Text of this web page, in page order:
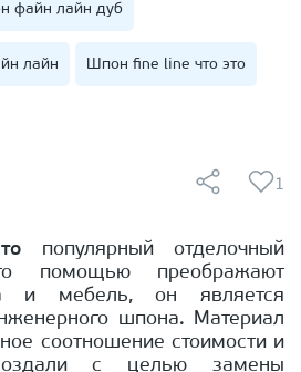
файн лайн дуб
лайн Шпон fine line что это
1
популярный отделочный
помощью преображают
и мебель, он является
шпона. Материал
соотношение стоимости и
с целью замены